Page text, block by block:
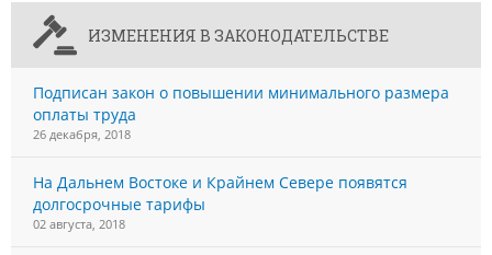
ИЗМЕНЕНИЯ В ЗАКОНОДАТЕЛЬСТВЕ
Подписан закон о повышении минимального размера
оплаты труда
26 декабря, 2018
На Дальнем Востоке и Крайнем Севере появятся
долгосрочные тарифы
02 августа, 2018